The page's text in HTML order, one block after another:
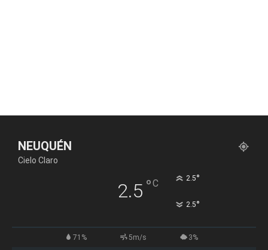
NEUQUÉN
Cielo Claro
2.5 °C 2.5°
2.5°
71% 5m/s 3%